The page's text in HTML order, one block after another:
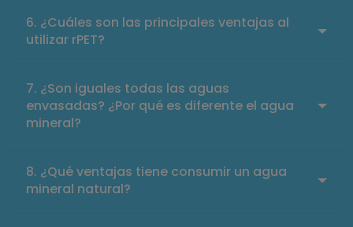
¿Cuáles son las principales ventajas al
utilizar rPET?
¿Son iguales todas las aguas
envasadas? ¿Por qué es diferente el agua
mineral?
¿Qué ventajas tiene consumir un agua
mineral natural?